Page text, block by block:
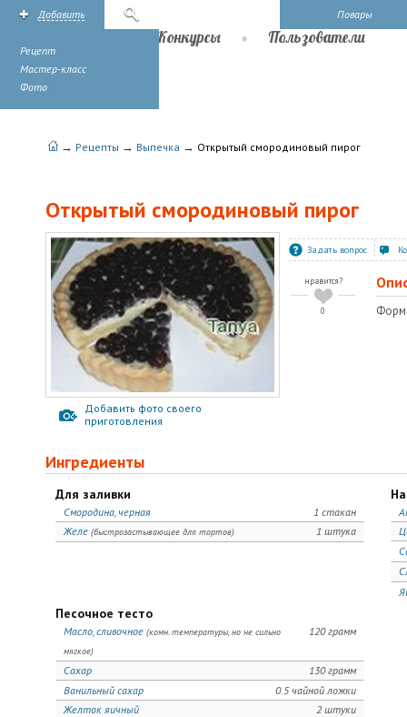
Повары
Добавить
Рецепт
Мастер-класс
Фото
Конкурсы Пользователи
→ Рецепты → Выпечка → Открытый смородиновый пирог
Открытый смородиновый пирог
Добавить фото своего
приготовления
Задать вопрос
нравится?
0
Ингредиенты
Для заливки
1 стакан
Смородина, черная
1 штука
Желе (быстрозастывающее для тортов)
Песочное тесто
120 грамм
Масло, сливочное (комн. температуры, но не сильно
мягкое)
130 грамм
Сахар
0.5 чайной ложки
Ванильный сахар
2 штуки
Желток яичный